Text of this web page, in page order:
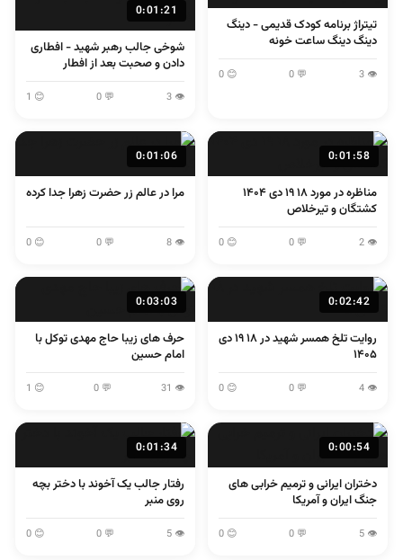
تیتراژ برنامه کودک قدیمی - دینگ
دینگ دینگ ساعت خونه
👁 3
💬 0
😊 0
0:01:21
شوخی جالب رهبر شهید - افطاری
دادن و صحبت بعد از افطار
👁 3
💬 0
😊 1
0:01:58
مناظره در مورد ۱۸ ۱۹ دی ۱۴۰۴
کشتگان و تیرخلاص
👁 2
💬 0
😊 0
0:01:06
مرا در عالم زر حضرت زهرا جدا کرده
👁 8
💬 0
😊 0
0:02:42
روایت تلخ همسر شهید در ۱۸ ۱۹ دی
۱۴۰۵
👁 4
💬 0
😊 0
0:03:03
حرف های زیبا حاج مهدی توکل با
امام حسین
👁 31
💬 0
😊 1
0:00:54
دختران ایرانی و ترمیم خرابی های
جنگ ایران و آمریکا
👁 5
💬 0
😊 0
0:01:34
رفتار جالب یک آخوند با دختر بچه
روی منبر
👁 5
💬 0
😊 0